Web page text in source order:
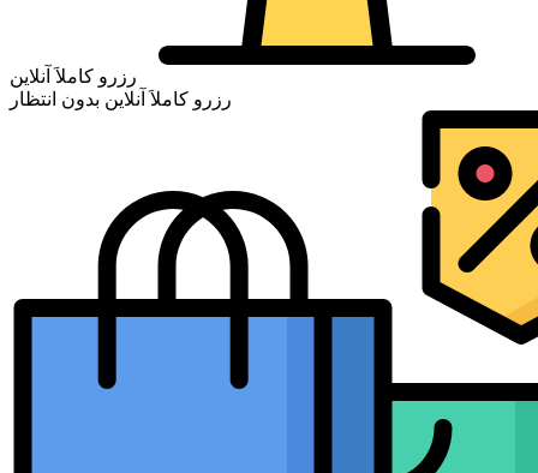
رزرو کاملاَ آنلاین
رزرو کاملاَ آنلاین بدون انتظار